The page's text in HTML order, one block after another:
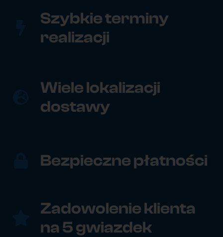
Szybkie terminy
realizacji
Wiele lokalizacji
dostawy
Bezpieczne płatności
Zadowolenie klienta
na 5 gwiazdek